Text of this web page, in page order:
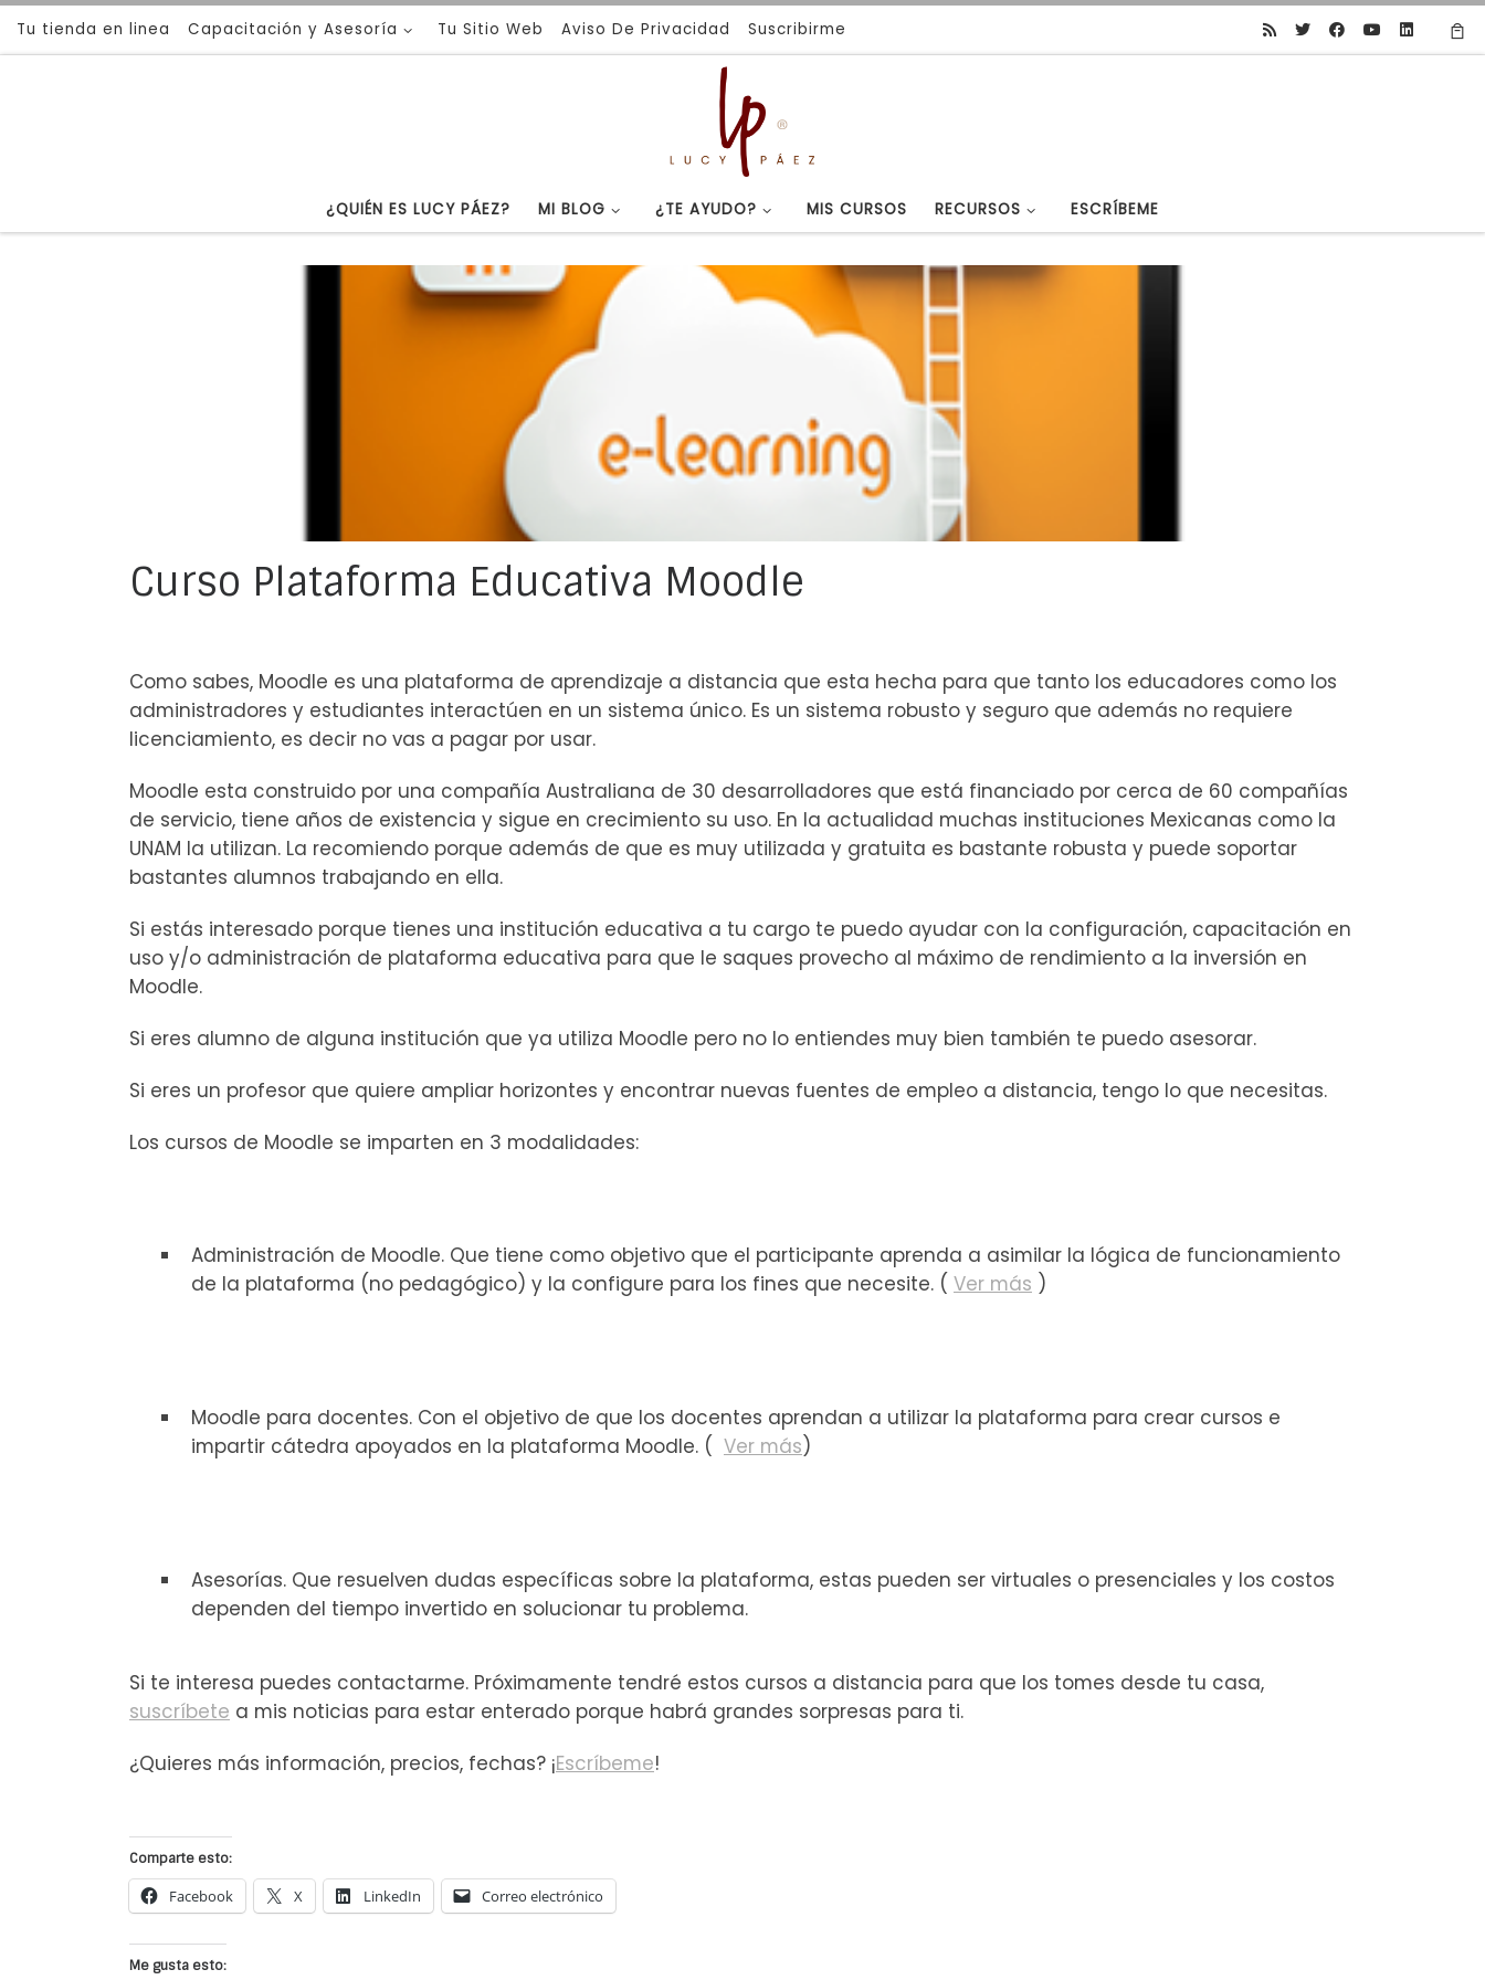
Saltar al contenido
Tu tienda en linea Capacitación y Asesoría Tu Sitio Web Aviso De Privacidad Suscribirme
¿QUIÉN ES LUCY PÁEZ? MI BLOG ¿TE AYUDO? MIS CURSOS RECURSOS ESCRÍBEME
Curso Plataforma Educativa Moodle
Como sabes, Moodle es una plataforma de aprendizaje a distancia que esta hecha para que tanto los educadores como los
administradores y estudiantes interactúen en un sistema único. Es un sistema robusto y seguro que además no requiere
licenciamiento, es decir no vas a pagar por usar.
Moodle esta construido por una compañía Australiana de 30 desarrolladores que está financiado por cerca de 60 compañías
de servicio, tiene años de existencia y sigue en crecimiento su uso. En la actualidad muchas instituciones Mexicanas como la
UNAM la utilizan. La recomiendo porque además de que es muy utilizada y gratuita es bastante robusta y puede soportar
bastantes alumnos trabajando en ella.
Si estás interesado porque tienes una institución educativa a tu cargo te puedo ayudar con la configuración, capacitación en
uso y/o administración de plataforma educativa para que le saques provecho al máximo de rendimiento a la inversión en
Moodle.
Si eres alumno de alguna institución que ya utiliza Moodle pero no lo entiendes muy bien también te puedo asesorar.
Si eres un profesor que quiere ampliar horizontes y encontrar nuevas fuentes de empleo a distancia, tengo lo que necesitas.
Los cursos de Moodle se imparten en 3 modalidades:
Administración de Moodle. Que tiene como objetivo que el participante aprenda a asimilar la lógica de funcionamiento
de la plataforma (no pedagógico) y la configure para los fines que necesite. ( Ver más )
Moodle para docentes. Con el objetivo de que los docentes aprendan a utilizar la plataforma para crear cursos e
impartir cátedra apoyados en la plataforma Moodle. ( Ver más)
Asesorías. Que resuelven dudas específicas sobre la plataforma, estas pueden ser virtuales o presenciales y los costos
dependen del tiempo invertido en solucionar tu problema.
Si te interesa puedes contactarme. Próximamente tendré estos cursos a distancia para que los tomes desde tu casa,
suscríbete a mis noticias para estar enterado porque habrá grandes sorpresas para ti.
¿Quieres más información, precios, fechas? ¡Escríbeme!
Comparte esto:
Facebook X LinkedIn Correo electrónico
Me gusta esto: